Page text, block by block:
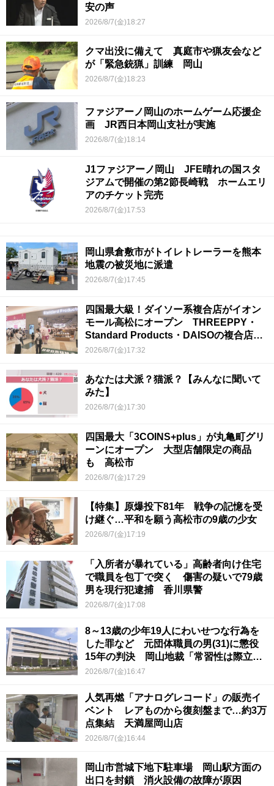
安の声
2026/8/7(金)18:27
クマ出没に備えて 真庭市や猟友会など
が「緊急銃猟」訓練 岡山
2026/8/7(金)18:23
ファジアーノ岡山のホームゲーム応援企
画 JR西日本岡山支社が実施
2026/8/7(金)18:14
J1ファジアーノ岡山 JFE晴れの国スタ
ジアムで開催の第2節長崎戦 ホームエリ
アのチケット完売
2026/8/7(金)17:53
岡山県倉敷市がトイレトレーラーを熊本
地震の被災地に派遣
2026/8/7(金)17:45
四国最大級！ダイソー系複合店がイオン
モール高松にオープン THREEPPY・
Standard Products・DAISOの複合店は
香川県初
2026/8/7(金)17:32
あなたは犬派？猫派？【みんなに聞いて
みた】
2026/8/7(金)17:30
四国最大「3COINS+plus」が丸亀町グリ
ーンにオープン 大型店舗限定の商品
も 高松市
2026/8/7(金)17:29
【特集】原爆投下81年 戦争の記憶を受
け継ぐ…平和を願う高松市の9歳の少女
2026/8/7(金)17:19
「入所者が暴れている」高齢者向け住宅
で職員を包丁で突く 傷害の疑いで79歳
男を現行犯逮捕 香川県警
2026/8/7(金)17:08
8～13歳の少年19人にわいせつな行為を
した罪など 元団体職員の男(31)に懲役
15年の判決 岡山地裁「常習性は際立っ
ていて被害結果も非常に重い」
2026/8/7(金)16:47
人気再燃「アナログレコード」の販売イ
ベント レアものから復刻盤まで…約3万
点集結 天満屋岡山店
2026/8/7(金)16:44
岡山市営城下地下駐車場 岡山駅方面の
出口を封鎖 消火設備の故障が原因